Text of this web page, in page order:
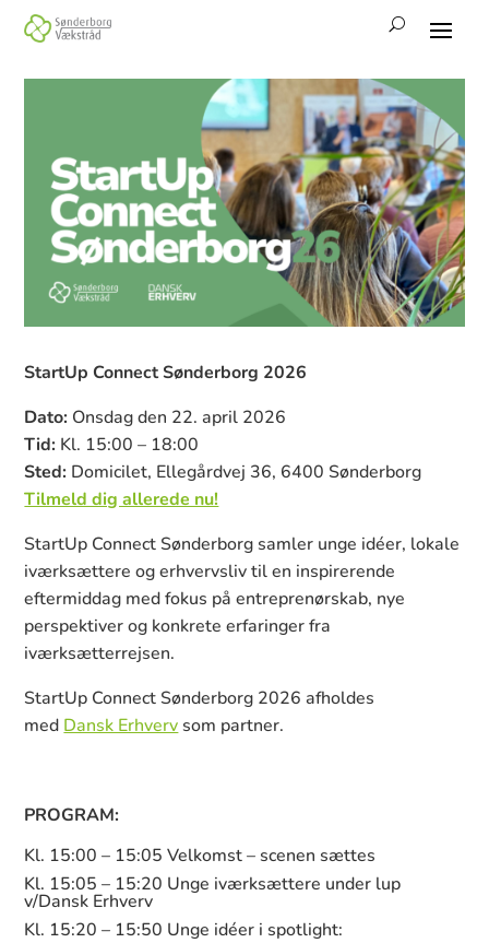
StartUp Connect Sønderborg 2026
Dato: Onsdag den 22. april 2026
Tid: Kl. 15:00 – 18:00
Sted: Domicilet, Ellegårdvej 36, 6400 Sønderborg
Tilmeld dig allerede nu!
StartUp Connect Sønderborg samler unge idéer, lokale
iværksættere og erhvervsliv til en inspirerende
eftermiddag med fokus på entreprenørskab, nye
perspektiver og konkrete erfaringer fra
iværksætterrejsen.
StartUp Connect Sønderborg 2026 afholdes
med Dansk Erhvervsom partner.
PROGRAM:
Kl. 15:00 – 15:05 Velkomst – scenen sættes
Kl. 15:05 – 15:20 Unge iværksættere under lup
v/Dansk Erhverv
Kl. 15:20 – 15:50 Unge idéer i spotlight: